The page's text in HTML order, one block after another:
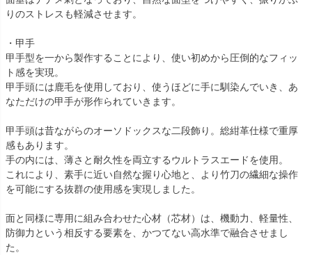
りのストレスも軽減させます。
・甲手
甲手型を一から製作することにより、使い初めから圧倒的なフィッ
ト感を実現。
甲手頭には鹿毛を使用しており、使うほどに手に馴染んでいき、あ
なただけの甲手が形作られていきます。
甲手頭は昔ながらのオーソドックスな二段飾り。総紺革仕様で重厚
感もあります。
手の内には、薄さと耐久性を両立するウルトラスエードを使用。
これにより、素手に近い自然な握り心地と、より竹刀の繊細な操作
を可能にする抜群の使用感を実現しました。
面と同様に専用に組み合わせた心材（芯材）は、機動力、軽量性、
防御力という相反する要素を、かつてない高水準で融合させまし
た。